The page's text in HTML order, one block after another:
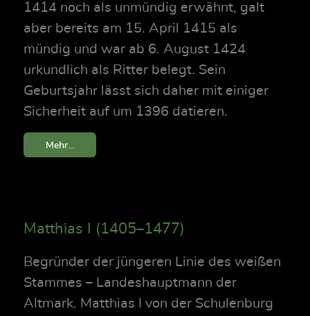
1414 noch als unmündig erwähnt, galt
aber bereits am 15. April 1415 als
mündig und war ab 6. August 1424
urkundlich als Ritter belegt. Sein
Geburtsjahr lässt sich daher mit einiger
Sicherheit auf um 1396 datieren.
Mehr...
Matthias I (1405–1477)
Begründer der jüngeren Linie des weißen
Stammes – Landeshauptmann der
Altmark. Matthias I von der Schulenburg